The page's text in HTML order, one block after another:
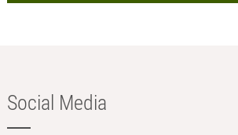
Social Media